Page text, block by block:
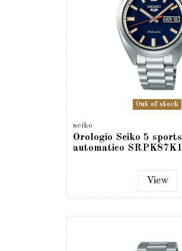
Out of stock
seiko
Orologio Seiko 5 sports
automatico SRPK87K1
View